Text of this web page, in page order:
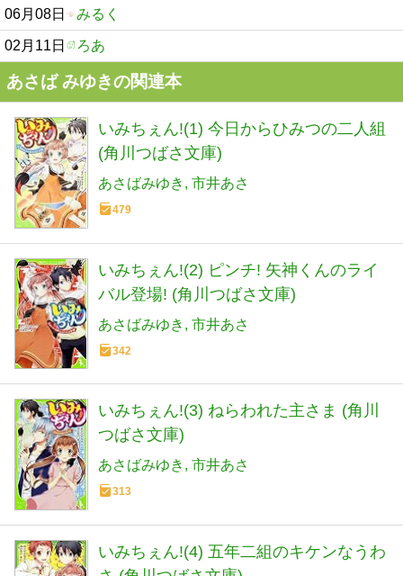
06月08日 みるく
02月11日 ろあ
あさば みゆきの関連本
いみちぇん!(1) 今日からひみつの二人組
(角川つばさ文庫)
あさばみゆき 市井あさ
479
いみちぇん!(2) ピンチ! 矢神くんのライ
バル登場! (角川つばさ文庫)
あさばみゆき 市井あさ
342
いみちぇん!(3) ねらわれた主さま (角川
つばさ文庫)
あさばみゆき 市井あさ
313
いみちぇん!(4) 五年二組のキケンなうわ